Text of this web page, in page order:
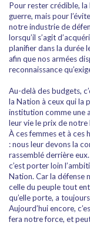
Pour rester crédible,
guerre, mais pour
notre industrie de
lorsqu’il s’agit
planifier dans la durée
afin que nos armées
reconnaissance
Au-delà des budgets,
la Nation à ceux qui la
institution comme une
leur vie le prix de notre
À ces femmes et à ces
: nous leur devons la
rassemblé derrière
c’est porter loin
Nation. Car la défense
celle du peuple tout
qu’elle porte, a
Aujourd’hui encore,
fera notre force, et